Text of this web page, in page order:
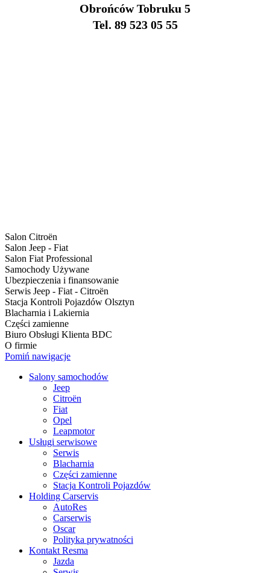
Obrońców Tobruku 5
Tel. 89 523 05 55
Salon Citroën
Salon Jeep - Fiat
Salon Fiat Professional
Samochody Używane
Ubezpieczenia i finansowanie
Serwis Jeep - Fiat - Citroën
Stacja Kontroli Pojazdów Olsztyn
Blacharnia i Lakiernia
Części zamienne
Biuro Obsługi Klienta BDC
O firmie
Pomiń nawigacje
Salony samochodów
Jeep
Citroën
Fiat
Opel
Leapmotor
Usługi serwisowe
Serwis
Blacharnia
Części zamienne
Stacja Kontroli Pojazdów
Holding Carservis
AutoRes
Carserwis
Oscar
Polityka prywatności
Kontakt Resma
Jazda